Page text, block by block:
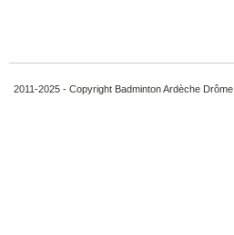
2011-2025 - Copyright Badminton Ardèche Drôme